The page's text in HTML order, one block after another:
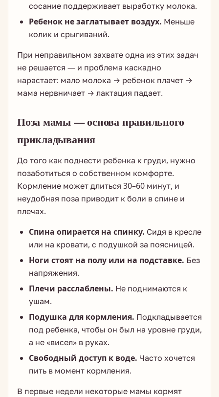
сосание поддерживает выработку молока.
Ребенок не заглатывает воздух. Меньше
колик и срыгиваний.
При неправильном захвате одна из этих задач
не решается — и проблема каскадно
нарастает: мало молока → ребенок плачет →
мама нервничает → лактация падает.
Поза мамы — основа правильного
прикладывания
До того как поднести ребенка к груди, нужно
позаботиться о собственном комфорте.
Кормление может длиться 30–60 минут, и
неудобная поза приводит к боли в спине и
плечах.
Спина опирается на спинку. Сидя в кресле
или на кровати, с подушкой за поясницей.
Ноги стоят на полу или на подставке. Без
напряжения.
Плечи расслаблены. Не поднимаются к
ушам.
Подушка для кормления. Подкладывается
под ребенка, чтобы он был на уровне груди,
а не «висел» в руках.
Свободный доступ к воде. Часто хочется
пить в момент кормления.
В первые недели некоторые мамы кормят